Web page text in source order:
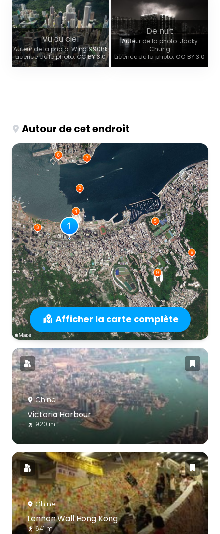
Vu du ciel
Auteur de la photo: Wing1990hk
Licence de la photo: CC BY 3.0
De nuit
Auteur de la photo: Jacky
Chung
Licence de la photo: CC BY 3.0
Autour de cet endroit
Afficher la carte complète
Chine
Victoria Harbour
920 m
Chine
Lennon Wall Hong Kong
641 m